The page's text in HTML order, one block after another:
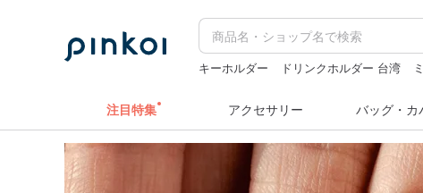
キーホルダー ドリンクホルダー 台湾
注目特集 アクセサリー バッグ・カ